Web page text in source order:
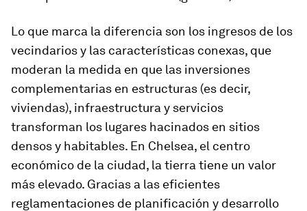
Lo que marca la diferencia son los ingresos de los
vecindarios y las características conexas, que
moderan la medida en que las inversiones
complementarias en estructuras (es decir,
viviendas), infraestructura y servicios
transforman los lugares hacinados en sitios
densos y habitables. En Chelsea, el centro
económico de la ciudad, la tierra tiene un valor
más elevado. Gracias a las eficientes
reglamentaciones de planificación y desarrollo